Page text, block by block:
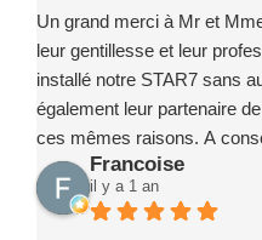
Marc ROBIN PISCINE et
souhaitant concrétiser un
confiance.
Un grand merci à Mr et
leur gentillesse et leur
installé notre STAR7 sans
également leur partenaire
ces mêmes raisons. A
Francoise
il y a 1 an